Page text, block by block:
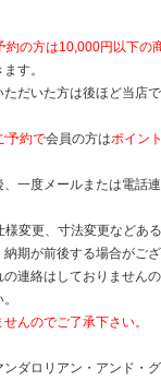
約の方は10,000円以下の
す。
だいた方は後ほど当店
予約で会員の方はポイン
一度メールまたは電話
変更、寸法変更などあ
期が前後する場合がござ
連絡はしておりません
んのでご了承下さい。
ダロリアン・アンド・